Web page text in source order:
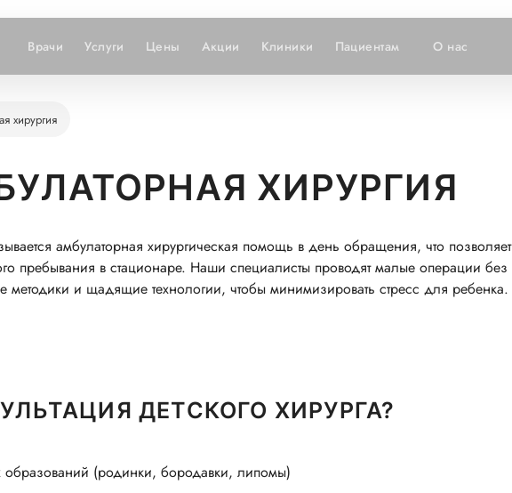
Врачи Услуги Цены Акции Клиники Пациентам О нас
хирургия
ХИРУРГИЯ
амбулаторная хирургическая помощь в день обращения, что позволяет
пребывания в стационаре. Наши специалисты проводят малые операции без
методики и щадящие технологии, чтобы минимизировать стресс для ребенка.
ДЕТСКОГО ХИРУРГА?
образований (родинки, бородавки, липомы)